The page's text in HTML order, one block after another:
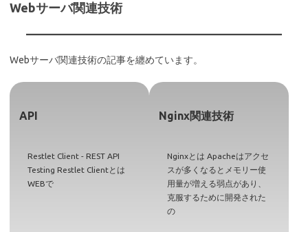
Webサーバ関連技術
Webサーバ関連技術の記事を纏めています。
API
Restlet Client - REST API
Testing Restlet Clientとは
WEBで
Nginx関連技術
Nginxとは Apacheはアクセ
スが多くなるとメモリー使
用量が増える弱点があり、
克服するために開発された
の